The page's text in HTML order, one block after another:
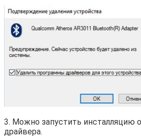
3. Можно запустить инсталляцию
драйвера.